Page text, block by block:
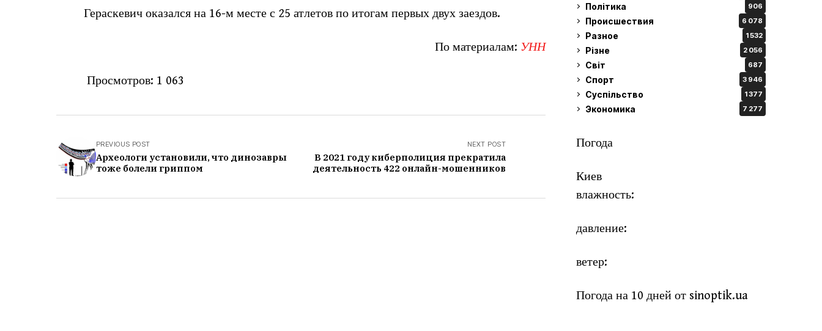
Гераскевич оказался на 16-м месте с 25 атлетов по итогам первых двух заездов.
По материалам: УНН
Просмотров: 1 063
PREVIOUS POST
Археологи установили, что динозавры
тоже болели гриппом
NEXT POST
В 2021 году киберполиция прекратила
деятельность 422 онлайн-мошенников
Політика 906
Происшествия 6 078
Разное 1 532
Різне 2 056
Світ 687
Спорт 3 946
Суспільство 1 377
Экономика 7 277
Погода
Киев
влажность:
давление:
ветер:
Погода на 10 дней от sinoptik.ua